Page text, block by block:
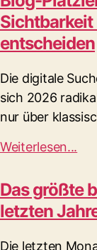
Sichtbarkeit
entscheiden
Die digitale
sich 2026
nur über
Weiterlesen...
Das größte
letzten
Die letzten